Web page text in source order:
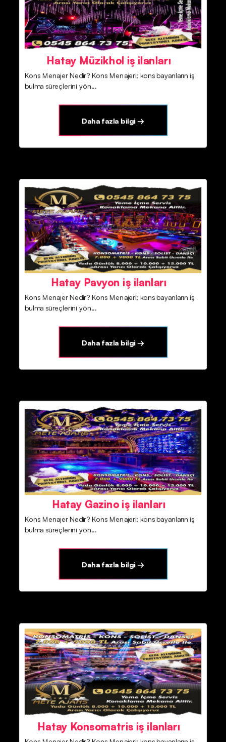
Hatay Müzikhol iş ilanları
Kons Menajer Nedir? Kons Menajeri; kons bayanların iş
bulma süreçlerini yön...
Daha fazla bilgi →
Hatay Pavyon iş ilanları
Kons Menajer Nedir? Kons Menajeri; kons bayanların iş
bulma süreçlerini yön...
Daha fazla bilgi →
Hatay Gazino iş ilanları
Kons Menajer Nedir? Kons Menajeri; kons bayanların iş
bulma süreçlerini yön...
Daha fazla bilgi →
Hatay Konsomatris iş ilanları